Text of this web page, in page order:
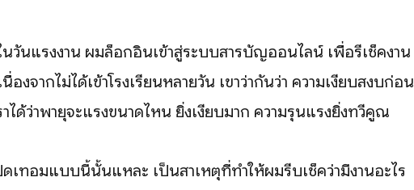
นวันแรงงาน ผมล็อกอินเข้าสู่ระบบสารบัญออนไลน์ เพื่อรีเช็คงาน
องจากไม่ได้เข้าโรงเรียนหลายวัน เขาว่ากันว่า ความเงียบสงบก่อน
ได้ว่าพายุจะแรงขนาดไหน ยิ่งเงียบมาก ความรุนแรงยิ่งทวีคูณ
ดเทอมแบบนี้นั้นแหละ เป็นสาเหตุที่ทำให้ผมรีบเช็คว่ามีงานอะไร